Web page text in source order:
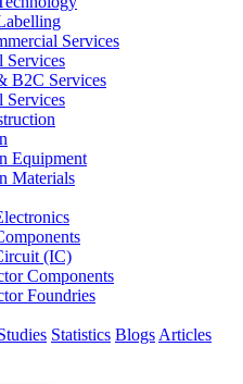
Services
Services
B2C Services
Services
Equipment
Materials
(IC)
Components
Foundries
Statistics Blogs Articles